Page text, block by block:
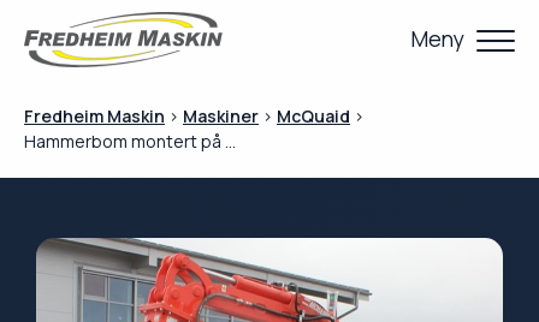
Meny
Fredheim Maskin > Maskiner > McQuaid >
Hammerbom montert på belteknuser